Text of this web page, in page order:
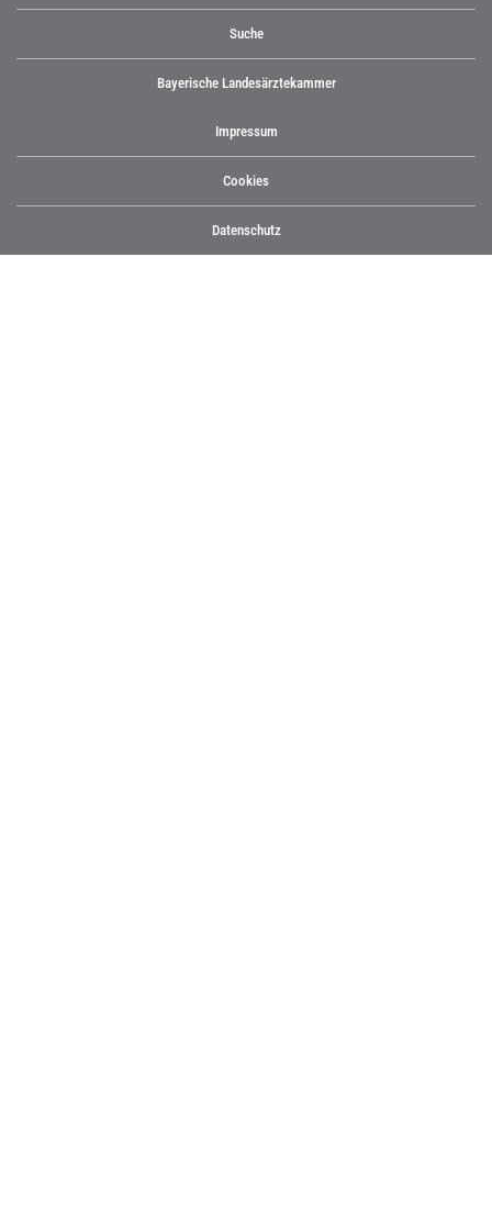
Suche
Bayerische Landesärztekammer
Impressum
Cookies
Datenschutz